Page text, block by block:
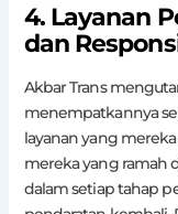
4. Layanan
dan
Akbar Trans
menempatkannya
layanan yang
mereka yang ramah
dalam setiap tahap